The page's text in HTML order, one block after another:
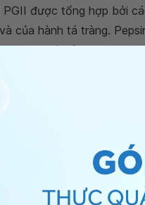
được tổng hợp bởi
của hành tá tràng.
pepsin nhờ tác dụng
phần nhỏ còn được bài
I và II huyết thanh
mạc dạ dày - hành tá
I huyết thanh
dần của tỷ số PGI/PGII
thành viêm teo dạ
pepsinogen I huyết